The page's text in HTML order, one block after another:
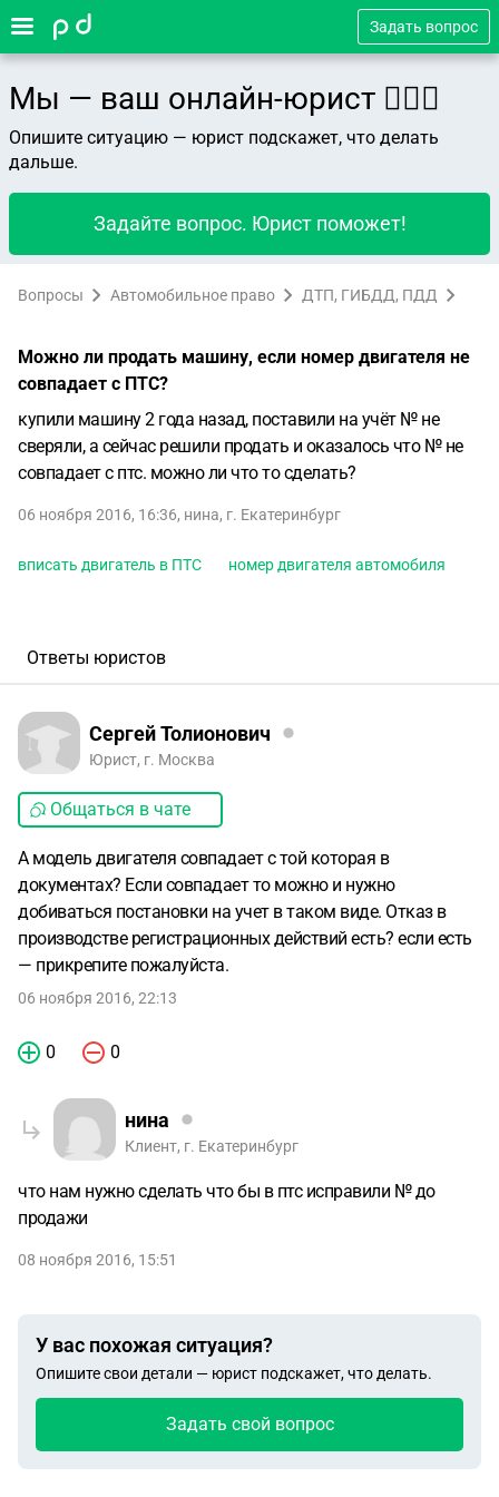
Задать вопрос
Мы — ваш онлайн-юрист 👨🏻‍⚖️
Опишите ситуацию — юрист подскажет, что делать
дальше.
Задайте вопрос. Юрист поможет!
Вопросы Автомобильное право ДТП, ГИБДД, ПДД
Можно ли продать машину, если номер двигателя не
совпадает с ПТС?
купили машину 2 года назад, поставили на учёт № не
сверяли, а сейчас решили продать и оказалось что № не
совпадает с птс. можно ли что то сделать?
06 ноября 2016, 16:36, нина, г. Екатеринбург
вписать двигатель в ПТС номер двигателя автомобиля
Ответы юристов
Сергей Толионович
Юрист, г. Москва
Общаться в чате
А модель двигателя совпадает с той которая в
документах? Если совпадает то можно и нужно
добиваться постановки на учет в таком виде. Отказ в
производстве регистрационных действий есть? если есть
— прикрепите пожалуйста.
06 ноября 2016, 22:13
0 0
нина
Клиент, г. Екатеринбург
что нам нужно сделать что бы в птс исправили № до
продажи
08 ноября 2016, 15:51
У вас похожая ситуация?
Опишите свои детали — юрист подскажет, что делать.
Задать свой вопрос